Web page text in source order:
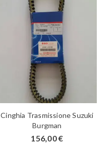
Cinghia Trasmissione Suzuki
Burgman
156,00€